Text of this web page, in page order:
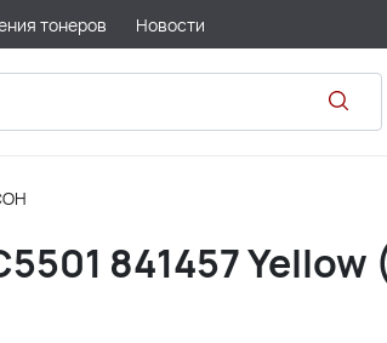
тонеров Новости
841457 Yellow